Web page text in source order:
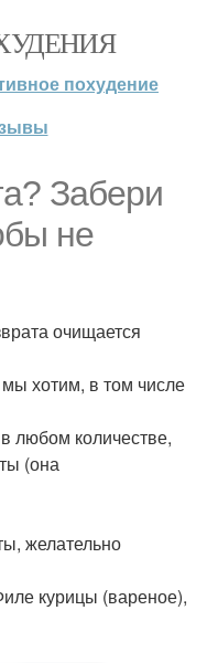
похудение
Забери
не
очищается
хотим, в том числе
любом количестве,
(она
желательно
курицы (вареное),